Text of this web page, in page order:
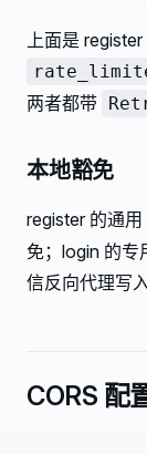
上面是
两者都带
本地豁免
register 的通
免；login 的专
信反向代理写
CORS 配